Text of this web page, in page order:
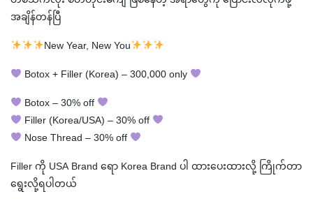
အချိန်တန်ပြီ
New Year, New You
Botox + Filler (Korea) – 300,000 only
Botox – 30% off
Filler (Korea/USA) – 30% off
Nose Thread – 30% off
Filler ကို USA Brand ရော Korea Brand ပါ ထားပေးထားလို့ ကြိုက်တာ
ရွေးလို့ရပါတယ်